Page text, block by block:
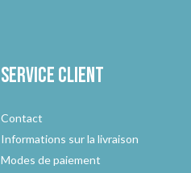
Service client
Contact
Informations sur la livraison
Modes de paiement